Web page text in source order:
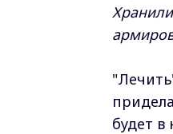
будет